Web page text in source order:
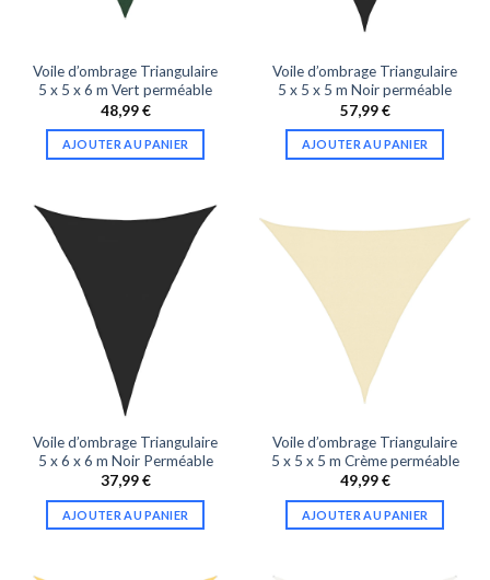
Voile d’ombrage Triangulaire
5 x 5 x 6 m Vert perméable
48,99€
AJOUTER AU PANIER
Voile d’ombrage Triangulaire
5 x 5 x 5 m Noir perméable
57,99€
AJOUTER AU PANIER
Voile d’ombrage Triangulaire
5 x 6 x 6 m Noir Perméable
37,99€
AJOUTER AU PANIER
Voile d’ombrage Triangulaire
5 x 5 x 5 m Crème perméable
49,99€
AJOUTER AU PANIER